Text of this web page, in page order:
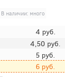
В наличии: много
4 руб.
4,50 руб.
5 руб.
6 руб.